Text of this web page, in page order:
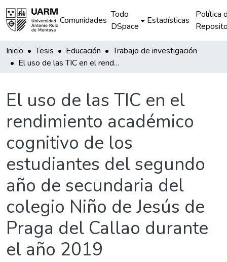
Comunidades
Todo
DSpace
Estadísticas
Política
Inicio Tesis Educación
Trabajo de investigación
El uso de las TIC en el rendimiento académico cognitivo de los estudiantes del segundo año de secundaria del colegio Niño de Jesús de Praga del Callao durante el año 2019
El uso de las TIC en el
rendimiento académico
cognitivo de los
estudiantes del segundo
año de secundaria del
colegio Niño de Jesús de
Praga del Callao durante
el año 2019